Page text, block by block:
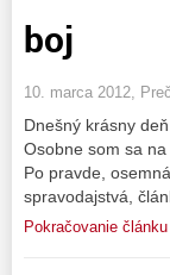
boj
10. marca 2012,
Dnešný krásny
Osobne som sa
Po pravde,
spravodajstvá,
Pokračovanie článku